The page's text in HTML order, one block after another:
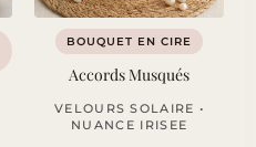
BOUQUET EN CIRE
Accords Musqués
VELOURS SOLAIRE •
NUANCE IRISEE